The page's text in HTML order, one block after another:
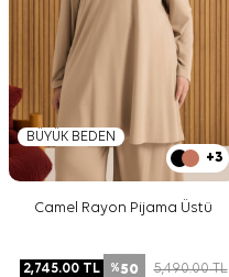
BÜYÜK BEDEN
+3
Camel Rayon Pijama Üstü
2,745.00TL %50 5,490.00TL